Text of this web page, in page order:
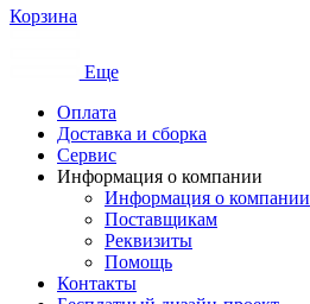
Корзина
Еще
Оплата
Доставка и сборка
Сервис
Информация о компании
Информация о компании
Поставщикам
Реквизиты
Помощь
Контакты